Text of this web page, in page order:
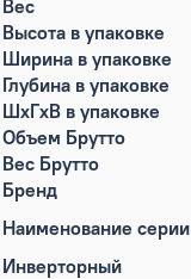
Вес
Высота в упаковке
Ширина в упаковке
Глубина в упаковке
ШxГxВ в упаковке
Объем Брутто
Вес Брутто
Бренд
Наименование серии
Инверторный